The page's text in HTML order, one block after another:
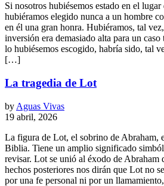
Si nosotros hubiésemos estado en el
hubiéramos elegido nunca a un hombre
en él una gran honra. Hubiéramos, tal
inversión era demasiado alta para un
lo hubiésemos escogido, habría sido, tal
[…]
La tragedia de Lot
by Aguas Vivas
19 abril, 2026
La figura de Lot, el sobrino de Abraham,
Biblia. Tiene un amplio significado
revisar. Lot se unió al éxodo de Abraham
hechos posteriores nos dirán que Lot no
por una fe personal ni por un